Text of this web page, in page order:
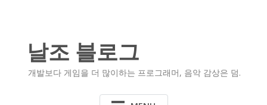
날조 블로그
개발보다 게임을 더 많이하는 프로그래머, 음악 감상은 덤.